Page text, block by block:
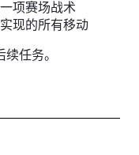
项赛场战术
现的所有移动
任务。